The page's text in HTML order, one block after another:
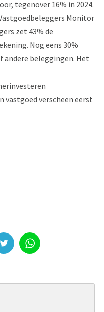
tegenover 16% in 2024.
Monitor
zet 43% de
Nog eens 30%
andere beleggingen. Het
vastgoed verscheen eerst